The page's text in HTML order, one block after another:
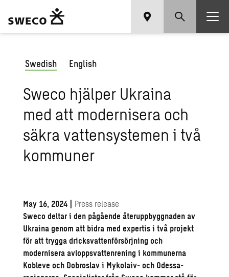
Swedish English
Sweco hjälper Ukraina
med att modernisera och
säkra vattensystemen i två
kommuner
May 16, 2024 | Press release
Sweco deltar i den pågående återuppbyggnaden av
Ukraina genom att bidra med expertis i två projekt
för att trygga dricksvattenförsörjning och
modernisera avloppsvattenrening i kommunerna
Kobleve och Dobroslav i Mykolaiv- och Odessa-